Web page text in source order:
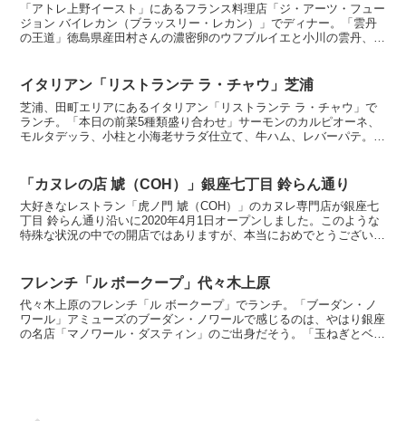
「アトレ上野イースト」にあるフランス料理店「ジ・アーツ・フュー
ジョン バイレカン（ブラッスリー・レカン）」でディナー。「雲丹
の王道」徳島県産田村さんの濃密卵のウフブルイエと小川の雲丹、キ
イタリアン「リストランテ ラ・チャウ」芝浦
芝浦、田町エリアにあるイタリアン「リストランテ ラ・チャウ」で
ランチ。「本日の前菜5種類盛り合わせ」サーモンのカルピオーネ、
モルタデッラ、小柱と小海老サラダ仕立て、牛ハム、レバーパテ。
「カヌレの店 虓（COH）」銀座七丁目 鈴らん通り
大好きなレストラン「虎ノ門 虓（COH）」のカヌレ専門店が銀座七
丁目 鈴らん通り沿いに2020年4月1日オープンしました。このような
特殊な状況の中での開店ではありますが、本当におめでとうございま
フレンチ「ル ボークープ」代々木上原
代々木上原のフレンチ「ル ボークープ」でランチ。「ブーダン・ノ
ワール」アミューズのブーダン・ノワールで感じるのは、やはり銀座
の名店「マノワール・ダスティン」のご出身だそう。「玉ねぎとベー